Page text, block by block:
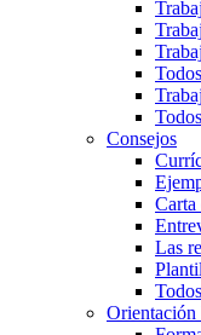
Consejos
Carta
Las
Orientación